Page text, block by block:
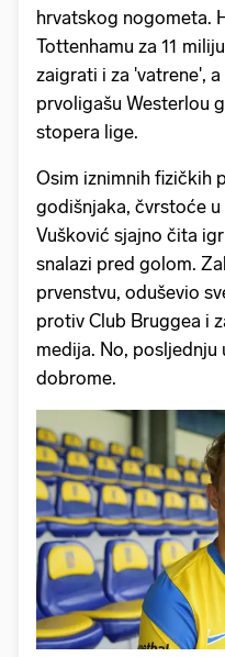
hrvatskog nogometa.
Tottenhamu za 11
zaigrati i za 'vatrene',
prvoligašu Westerlou
stopera lige.
Osim iznimnih fizičkih
godišnjaka, čvrstoće
Vušković sjajno čita
snalazi pred golom.
prvenstvu, oduševio
protiv Club Bruggea i
medija. No,
dobrome.